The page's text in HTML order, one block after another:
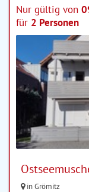
Nur gültig von
für 2 Personen
in Grömitz